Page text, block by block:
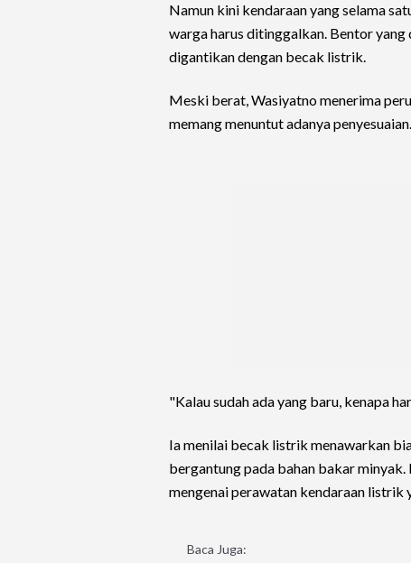
Namun kini kendaraan yang selama
warga harus ditinggalkan. Bentor
digantikan dengan becak listrik.
Meski berat, Wasiyatno menerima
memang menuntut adanya penyesuaian.
"Kalau sudah ada yang baru, kenapa
Ia menilai becak listrik menawarkan
bergantung pada bahan bakar
mengenai perawatan kendaraan listrik
Baca Juga: